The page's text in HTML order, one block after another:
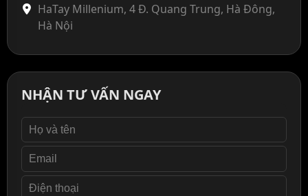
HaTay Millenium, 4 Đ. Quang Trung, Hà Đông,
Hà Nội
NHẬN TƯ VẤN NGAY